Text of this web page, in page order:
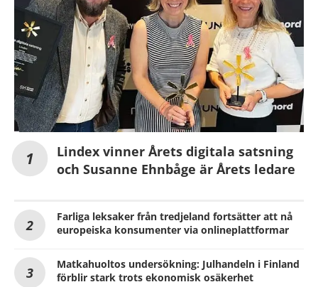
Lindex vinner Årets digitala satsning
och Susanne Ehnbåge är Årets ledare
Farliga leksaker från tredjeland fortsätter att nå
europeiska konsumenter via onlineplattformar
Matkahuoltos undersökning: Julhandeln i Finland
förblir stark trots ekonomisk osäkerhet